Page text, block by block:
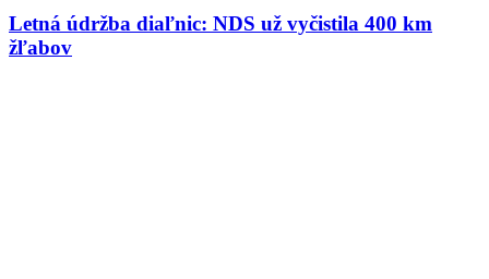
Letná údržba diaľnic: NDS už vyčistila 400 km
žľabov